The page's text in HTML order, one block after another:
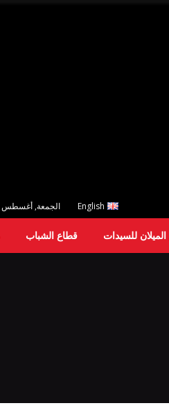
English الجمعة, أغسطس 7, 2026
للسيدات قطاع الشباب